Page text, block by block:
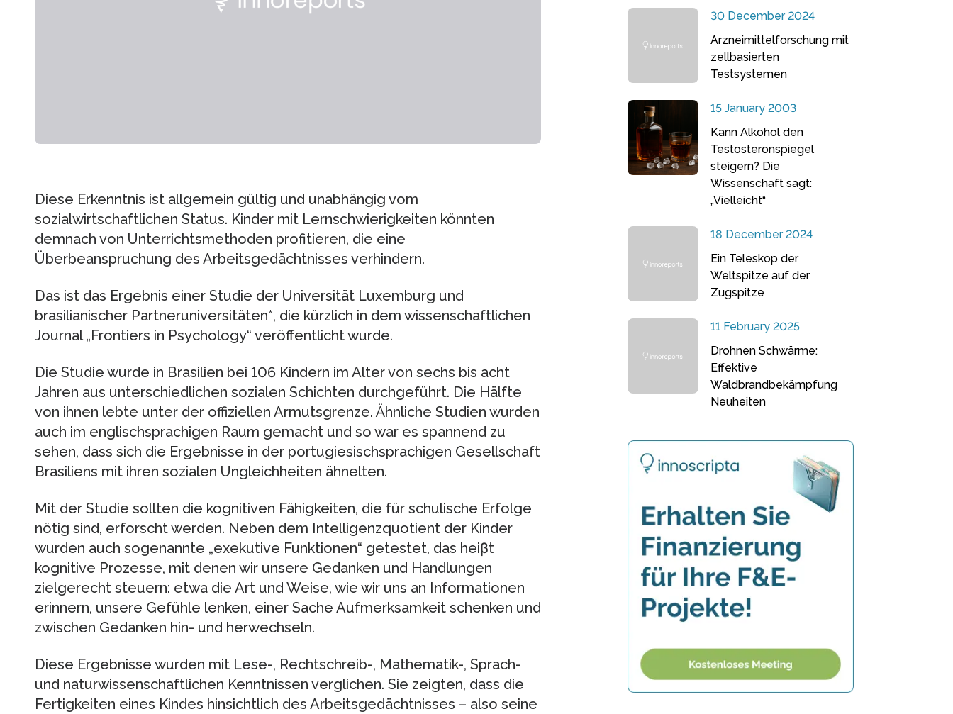
Diese Erkenntnis ist allgemein gültig und unabhängig vom
sozialwirtschaftlichen Status. Kinder mit Lernschwierigkeiten könnten
demnach von Unterrichtsmethoden profitieren, die eine
Überbeanspruchung des Arbeitsgedächtnisses verhindern.
Das ist das Ergebnis einer Studie der Universität Luxemburg und
brasilianischer Partneruniversitäten*, die kürzlich in dem wissenschaftlichen
Journal „Frontiers in Psychology“ veröffentlicht wurde.
Die Studie wurde in Brasilien bei 106 Kindern im Alter von sechs bis acht
Jahren aus unterschiedlichen sozialen Schichten durchgeführt. Die Hälfte
von ihnen lebte unter der offiziellen Armutsgrenze. Ähnliche Studien wurden
auch im englischsprachigen Raum gemacht und so war es spannend zu
sehen, dass sich die Ergebnisse in der portugiesischsprachigen Gesellschaft
Brasiliens mit ihren sozialen Ungleichheiten ähnelten.
Mit der Studie sollten die kognitiven Fähigkeiten, die für schulische Erfolge
nötig sind, erforscht werden. Neben dem Intelligenzquotient der Kinder
wurden auch sogenannte „exekutive Funktionen“ getestet, das heiβt
kognitive Prozesse, mit denen wir unsere Gedanken und Handlungen
zielgerecht steuern: etwa die Art und Weise, wie wir uns an Informationen
erinnern, unsere Gefühle lenken, einer Sache Aufmerksamkeit schenken und
zwischen Gedanken hin- und herwechseln.
Diese Ergebnisse wurden mit Lese-, Rechtschreib-, Mathematik-, Sprach-
und naturwissenschaftlichen Kenntnissen verglichen. Sie zeigten, dass die
Fertigkeiten eines Kindes hinsichtlich des Arbeitsgedächtnisses – also seine
30 December 2024
Arzneimittelforschung mit
zellbasierten
Testsystemen
15 January 2003
Kann Alkohol den
Testosteronspiegel
steigern? Die
Wissenschaft sagt:
„Vielleicht“
18 December 2024
Ein Teleskop der
Weltspitze auf der
Zugspitze
11 February 2025
Drohnen Schwärme:
Effektive
Waldbrandbekämpfung
Neuheiten